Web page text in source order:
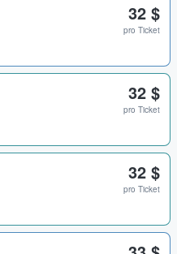
32 $
pro Ticket
32 $
pro Ticket
32 $
pro Ticket